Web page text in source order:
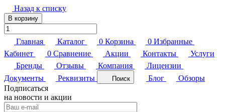
Назад к списку
В корзину
Главная Каталог 0 Корзина 0 Избранные
Кабинет
0 Сравнение Акции Контакты
Услуги
Бренды
Отзывы Компания
Лицензии
Документы
Реквизиты Поиск Блог
Обзоры
Подписаться
на новости и акции